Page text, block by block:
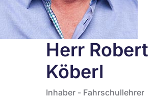
Herr Robert
Köberl
Inhaber - Fahrschullehrer